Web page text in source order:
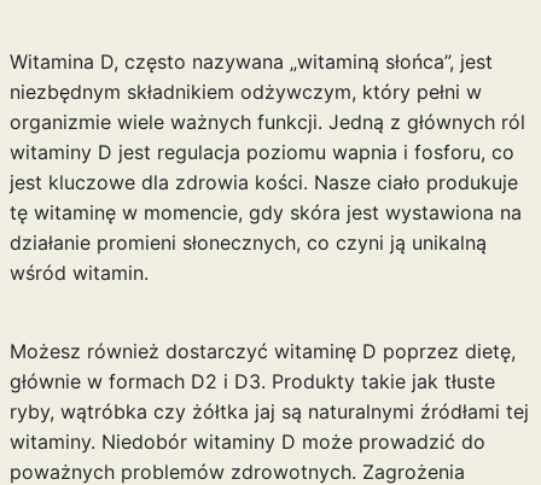
Witamina D, często nazywana „witaminą słońca”, jest
niezbędnym składnikiem odżywczym, który pełni w
organizmie wiele ważnych funkcji. Jedną z głównych ról
witaminy D jest regulacja poziomu wapnia i fosforu, co
jest kluczowe dla zdrowia kości. Nasze ciało produkuje
tę witaminę w momencie, gdy skóra jest wystawiona na
działanie promieni słonecznych, co czyni ją unikalną
wśród witamin.
Możesz również dostarczyć witaminę D poprzez dietę,
głównie w formach D2 i D3. Produkty takie jak tłuste
ryby, wątróbka czy żółtka jaj są naturalnymi źródłami tej
witaminy. Niedobór witaminy D może prowadzić do
poważnych problemów zdrowotnych. Zagrożenia